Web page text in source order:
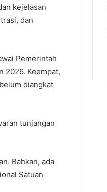
kejelasan
dan
Pemerintah
2026. Keempat,
diangkat
tunjangan
Bahkan, ada
Satuan